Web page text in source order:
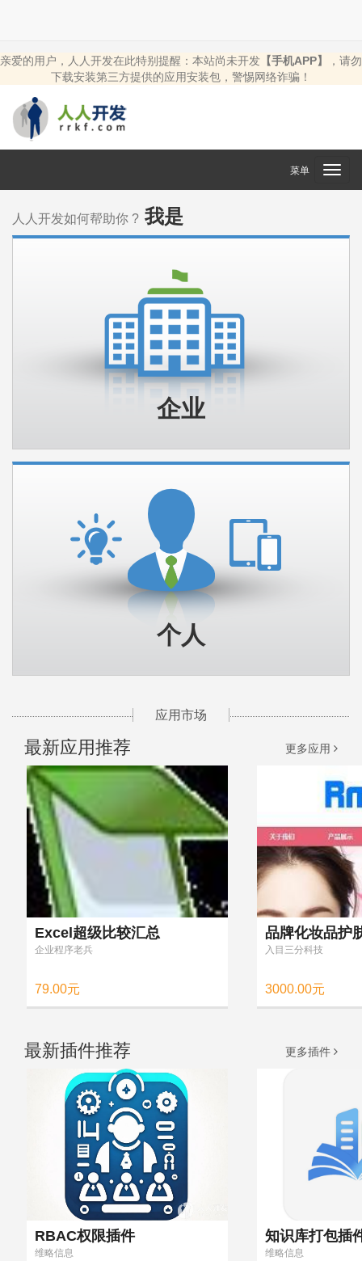
亲爱的用户，人人开发在此特别提醒：本站尚未开发 【手机APP】
，请勿
下载安装第三方提供的应用安装包，警惕网络诈骗！
菜单
人人开发如何帮助你 ? 我是
企业
个人
应用市场
最新应用推荐 更多应用
Excel超级比较汇总
企业程序老兵
79.00元
品牌化妆品护
入目三分科技
3000.00元
最新插件推荐 更多插件
RBAC权限插件
维略信息
知识库打包插
维略信息